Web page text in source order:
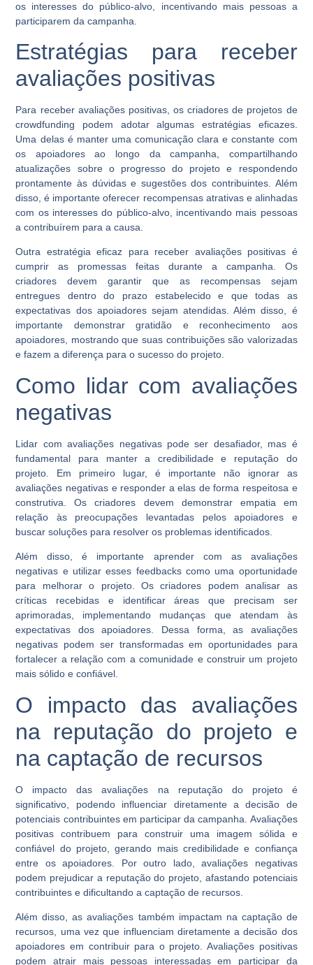
os interesses do público-alvo, incentivando mais pessoas a
participarem da campanha.
Estratégias para receber
avaliações positivas
Para receber avaliações positivas, os criadores de projetos de
crowdfunding podem adotar algumas estratégias eficazes.
Uma delas é manter uma comunicação clara e constante com
os apoiadores ao longo da campanha, compartilhando
atualizações sobre o progresso do projeto e respondendo
prontamente às dúvidas e sugestões dos contribuintes. Além
disso, é importante oferecer recompensas atrativas e alinhadas
com os interesses do público-alvo, incentivando mais pessoas
a contribuírem para a causa.
Outra estratégia eficaz para receber avaliações positivas é
cumprir as promessas feitas durante a campanha. Os
criadores devem garantir que as recompensas sejam
entregues dentro do prazo estabelecido e que todas as
expectativas dos apoiadores sejam atendidas. Além disso, é
importante demonstrar gratidão e reconhecimento aos
apoiadores, mostrando que suas contribuições são valorizadas
e fazem a diferença para o sucesso do projeto.
Como lidar com avaliações
negativas
Lidar com avaliações negativas pode ser desafiador, mas é
fundamental para manter a credibilidade e reputação do
projeto. Em primeiro lugar, é importante não ignorar as
avaliações negativas e responder a elas de forma respeitosa e
construtiva. Os criadores devem demonstrar empatia em
relação às preocupações levantadas pelos apoiadores e
buscar soluções para resolver os problemas identificados.
Além disso, é importante aprender com as avaliações
negativas e utilizar esses feedbacks como uma oportunidade
para melhorar o projeto. Os criadores podem analisar as
críticas recebidas e identificar áreas que precisam ser
aprimoradas, implementando mudanças que atendam às
expectativas dos apoiadores. Dessa forma, as avaliações
negativas podem ser transformadas em oportunidades para
fortalecer a relação com a comunidade e construir um projeto
mais sólido e confiável.
O impacto das avaliações
na reputação do projeto e
na captação de recursos
O impacto das avaliações na reputação do projeto é
significativo, podendo influenciar diretamente a decisão de
potenciais contribuintes em participar da campanha. Avaliações
positivas contribuem para construir uma imagem sólida e
confiável do projeto, gerando mais credibilidade e confiança
entre os apoiadores. Por outro lado, avaliações negativas
podem prejudicar a reputação do projeto, afastando potenciais
contribuintes e dificultando a captação de recursos.
Além disso, as avaliações também impactam na captação de
recursos, uma vez que influenciam diretamente a decisão dos
apoiadores em contribuir para o projeto. Avaliações positivas
podem atrair mais pessoas interessadas em participar da